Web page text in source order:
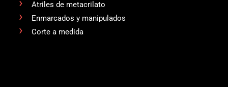
Atriles de metacrilato
Enmarcados y manipulados
Corte a medida